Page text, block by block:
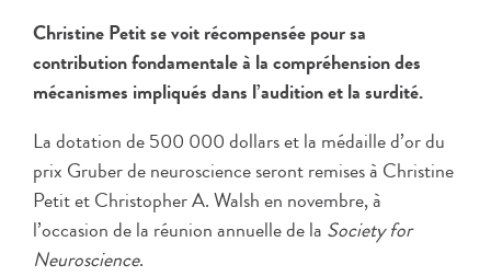
Christine Petit se voit récompensée pour sa
contribution fondamentale à la compréhension des
mécanismes impliqués dans l’audition et la surdité.
La dotation de 500 000 dollars et la médaille d’or du
prix Gruber de neuroscience seront remises à Christine
Petit et Christopher A. Walsh en novembre, à
l’occasion de la réunion annuelle de la Society for
Neuroscience.